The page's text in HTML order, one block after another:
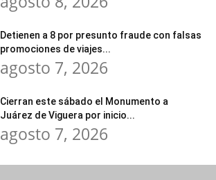
Detienen a 8 por presunto fraude con falsas
promociones de viajes...
agosto 7, 2026
Cierran este sábado el Monumento a
Juárez de Viguera por inicio...
agosto 7, 2026